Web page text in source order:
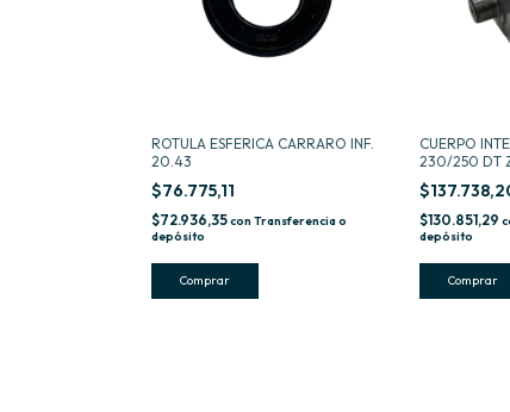
ROTULA ESFERICA CARRARO INF.
20.43
$76.775,11
$72.936,35con Transferencia o
depósito
CUERPO
230/250 DT
$130.851,29
depósito